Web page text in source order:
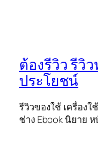
ต้องรีวิว รีวิ
ประโยชน์
รีวิวของใช้ เครื่องใ
ช่าง Ebook นิยาย